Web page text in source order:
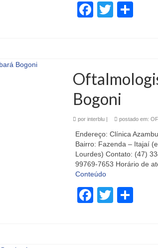
Facebook
Twitter
Bogoni
por interblu| postado em:
Endereço: Clínica
Bairro: Fazenda – Itajaí
Lourdes) Contato: (47)
99769-7653 Horário de
Conteúdo
Facebook
Twitter